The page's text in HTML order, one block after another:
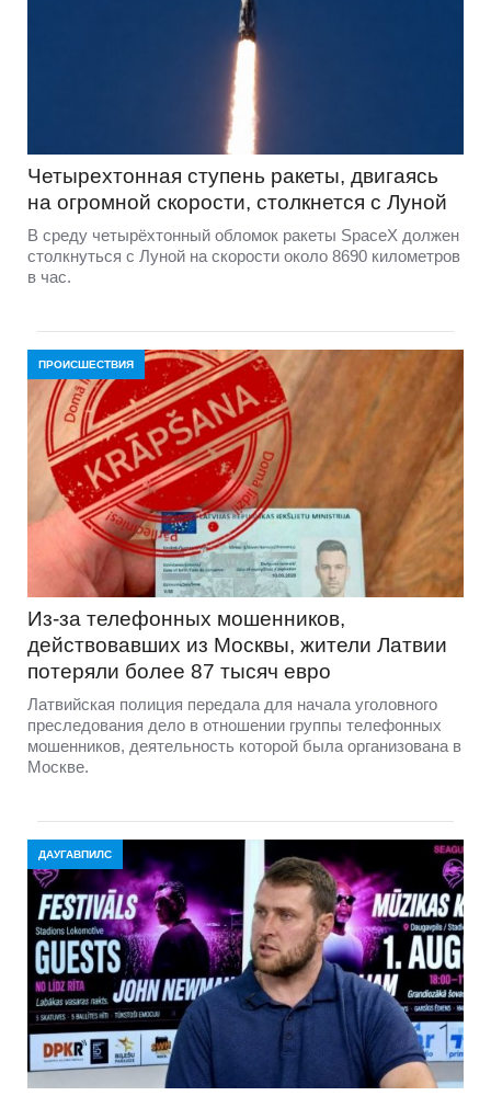
Четырехтонная ступень ракеты, двигаясь
на огромной скорости, столкнется с Луной
В среду четырёхтонный обломок ракеты SpaceX должен
столкнуться с Луной на скорости около 8690 километров
в час.
ПРОИСШЕСТВИЯ
Из-за телефонных мошенников,
действовавших из Москвы, жители Латвии
потеряли более 87 тысяч евро
Латвийская полиция передала для начала уголовного
преследования дело в отношении группы телефонных
мошенников, деятельность которой была организована в
Москве.
ДАУГАВПИЛС